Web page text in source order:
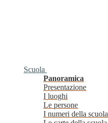
Scuola
Panoramica
Presentazione
I luoghi
Le persone
I numeri della scuola